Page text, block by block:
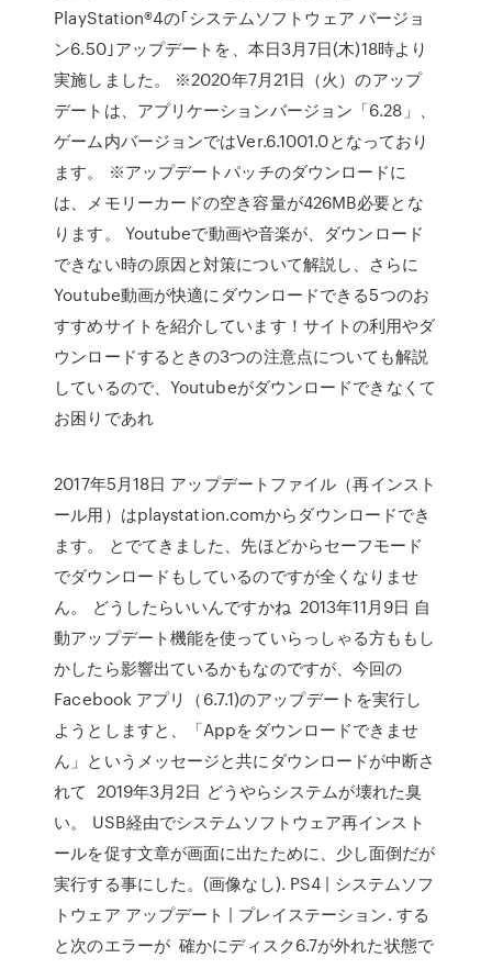
PlayStation®4の｢システムソフトウェア バージョ
ン6.50｣アップデートを、本日3月7日(木)18時より
実施しました。 ※2020年7月21日（火）のアップ
デートは、アプリケーションバージョン「6.28」、
ゲーム内バージョンではVer.6.1001.0となっており
ます。 ※アップデートパッチのダウンロードに
は、メモリーカードの空き容量が426MB必要とな
ります。 Youtubeで動画や音楽が、ダウンロード
できない時の原因と対策について解説し、さらに
Youtube動画が快適にダウンロードできる5つのお
すすめサイトを紹介しています！サイトの利用やダ
ウンロードするときの3つの注意点についても解説
しているので、Youtubeがダウンロードできなくて
お困りであれ
2017年5月18日 アップデートファイル（再インスト
ール用）はplaystation.comからダウンロードでき
ます。 とでてきました、先ほどからセーフモード
でダウンロードもしているのですが全くなりませ
ん。 どうしたらいいんですかね 2013年11月9日 自
動アップデート機能を使っていらっしゃる方ももし
かしたら影響出ているかもなのですが、今回の
Facebook アプリ（6.7.1)のアップデートを実行し
ようとしますと、「Appをダウンロードできませ
ん」というメッセージと共にダウンロードが中断さ
れて 2019年3月2日 どうやらシステムが壊れた臭
い。 USB経由でシステムソフトウェア再インスト
ールを促す文章が画面に出たために、少し面倒だが
実行する事にした。(画像なし). PS4 | システムソフ
トウェア アップデート | プレイステーション. する
と次のエラーが 確かにディスク6.7が外れた状態で